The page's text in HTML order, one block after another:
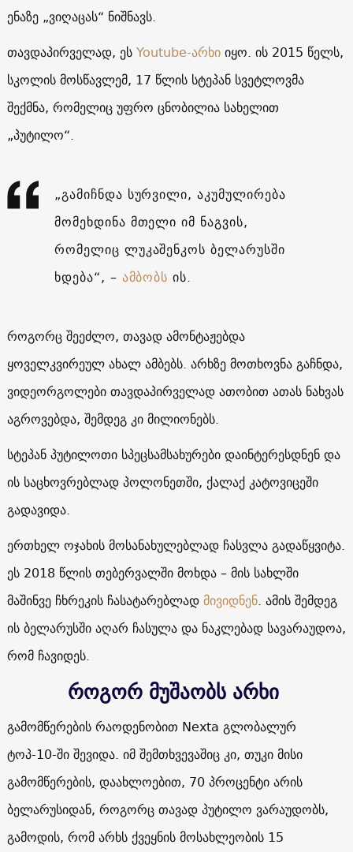
ენაზე „ვიღაცას“ ნიშნავს.
თავდაპირველად, ესYoutube-არხიიყო. ის 2015 წელს,
სკოლის მოსწავლემ, 17 წლის სტეპან სვეტლოვმა
შექმნა, რომელიც უფრო ცნობილია სახელით
„პუტილო“.
„გამიჩნდა სურვილი, აკუმულირება
მომეხდინა მთელი იმ ნაგვის,
რომელიც ლუკაშენკოს ბელარუსში
ხდება“, – ამბობს ის.
როგორც შეეძლო, თავად ამონტაჟებდა
ყოველკვირეულ ახალ ამბებს. არხზე მოთხოვნა გაჩნდა,
ვიდეორგოლები თავდაპირველად ათობით ათას ნახვას
აგროვებდა, შემდეგ კი მილიონებს.
სტეპან პუტილოთი სპეცსამსახურები დაინტერესდნენ და
ის საცხოვრებლად პოლონეთში, ქალაქ კატოვიცეში
გადავიდა.
ერთხელ ოჯახის მოსანახულებლად ჩასვლა გადაწყვიტა.
ეს 2018 წლის თებერვალში მოხდა – მის სახლში
მაშინვე ჩხრეკის ჩასატარებლადმივიდნენ. ამის შემდეგ
ის ბელარუსში აღარ ჩასულა და ნაკლებად სავარაუდოა,
რომ ჩავიდეს.
როგორ მუშაობს არხი
გამომწერების რაოდენობით Nexta გლობალურ
ტოპ-10-ში შევიდა. იმ შემთხვევაშიც კი, თუკი მისი
გამომწერების, დაახლოებით, 70 პროცენტი არის
ბელარუსიდან, როგორც თავად პუტილო ვარაუდობს,
გამოდის, რომ არხს ქვეყნის მოსახლეობის 15